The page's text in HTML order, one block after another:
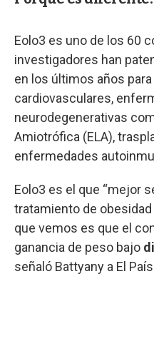
Eolo3 es uno de los 60
investigadores han
en los últimos años
cardiovasculares,
neurodegenerativas
Amiotrófica (ELA),
enfermedades
Eolo3 es el que “mejor
tratamiento de
que vemos es que el
ganancia de peso bajo
señaló Battyany a El